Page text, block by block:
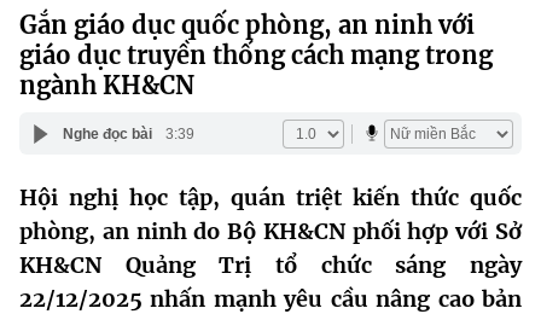
Danh mục
Trang chủ
Cơ cấu tổ chức
Lịch sử phát triển
Khoa học và Công nghệ
Đổi mới sáng tạo
Dịch vụ công
Hệ thống văn bản
Gắn giáo dục quốc phòng, an ninh với
giáo dục truyền thống cách mạng trong
ngành KH&CN
Nghe đọc bài 3:39
Hội nghị học tập, quán triệt kiến thức quốc
phòng, an ninh do Bộ KH&CN phối hợp với Sở
KH&CN Quảng Trị tổ chức sáng ngày
22/12/2025 nhấn mạnh yêu cầu nâng cao bản